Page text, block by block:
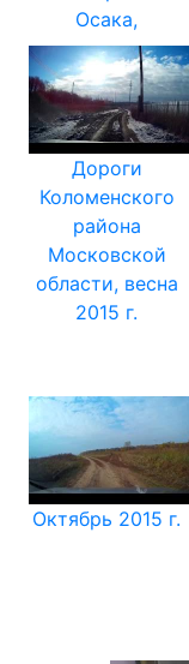
Осака,
Дороги
Коломенского
района
Московской
области, весна
2015 г.
Октябрь 2015 г.